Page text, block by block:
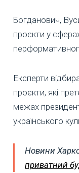
Богданович,
проєкти у
Експерти
проєкти, які
межах
українського
Новини
приватний